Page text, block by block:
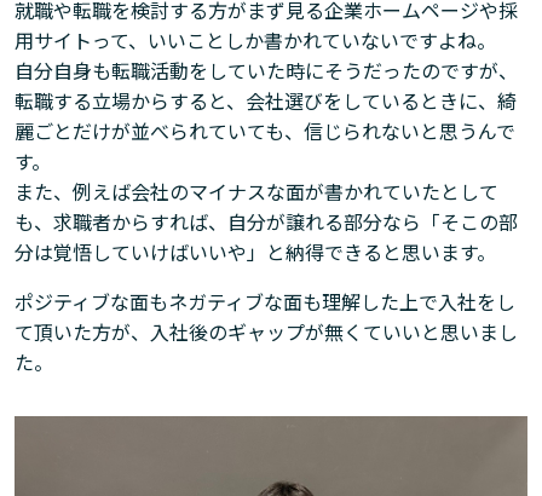
就職や転職を検討する方がまず見る企業ホームページや採
用サイトって、いいことしか書かれていないですよね。
自分自身も転職活動をしていた時にそうだったのですが、
転職する立場からすると、会社選びをしているときに、綺
麗ごとだけが並べられていても、信じられないと思うんで
す。
また、例えば会社のマイナスな面が書かれていたとして
も、求職者からすれば、自分が譲れる部分なら「そこの部
分は覚悟していけばいいや」と納得できると思います。
ポジティブな面もネガティブな面も理解した上で入社をし
て頂いた方が、入社後のギャップが無くていいと思いまし
た。